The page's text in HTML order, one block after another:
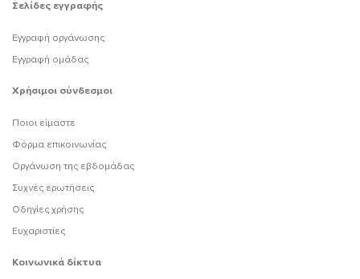
Σελίδες εγγραφής
Εγγραφή οργάνωσης
Εγγραφή ομάδας
Χρήσιμοι σύνδεσμοι
Ποιοι είμαστε
Φόρμα επικοινωνίας
Οργάνωση της εβδομάδας
Συχνές ερωτήσεις
Οδηγίες χρήσης
Ευχαριστίες
Κοινωνικά δίκτυα